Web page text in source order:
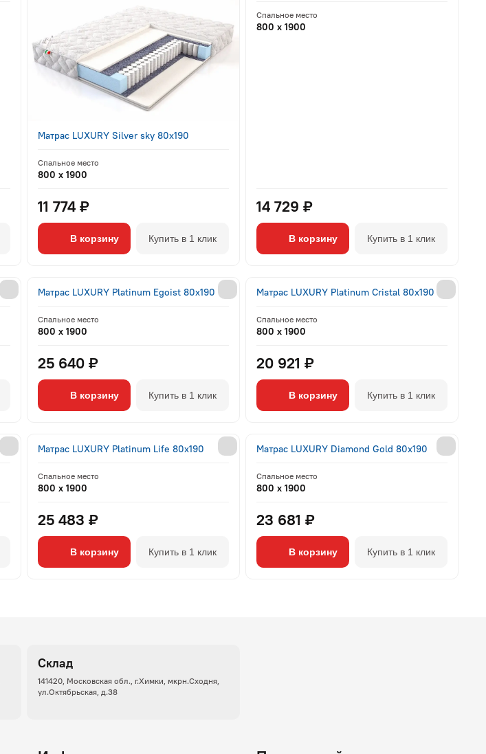
Матрас LUXURY Silver sky 80x190
Спальное место
800 x 1900
11 774 ₽
В корзину Купить в 1 клик
Спальное место
800 x 1900
14 729 ₽
В корзину Купить в 1 клик
Матрас LUXURY Platinum Egoist 80x190
Спальное место
800 x 1900
25 640 ₽
В корзину Купить в 1 клик
Матрас LUXURY Platinum Cristal 80x190
Спальное место
800 x 1900
20 921 ₽
В корзину Купить в 1 клик
Матрас LUXURY Platinum Life 80x190
Спальное место
800 x 1900
25 483 ₽
В корзину Купить в 1 клик
Матрас LUXURY Diamond Gold 80x190
Спальное место
800 x 1900
23 681 ₽
В корзину Купить в 1 клик
Склад
141420, Московская обл., г.Химки, мкрн.Сходня,
ул.Октябрьская, д.38